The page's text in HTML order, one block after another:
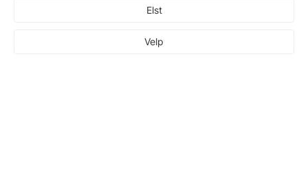
Elst
Velp